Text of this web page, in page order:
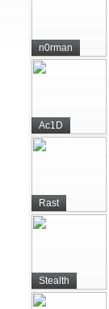
n0rman
Ac1D
Rast
Stealth